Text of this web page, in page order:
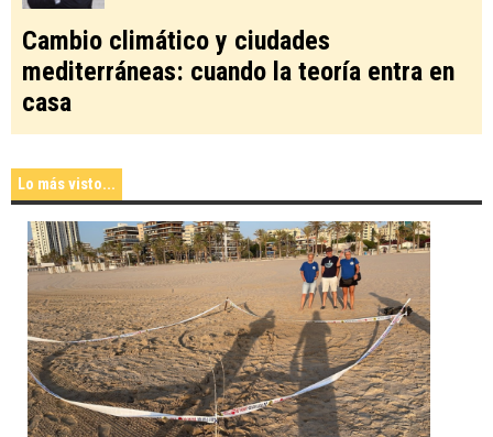
Cambio climático y ciudades
mediterráneas: cuando la teoría entra en
casa
Lo más visto...